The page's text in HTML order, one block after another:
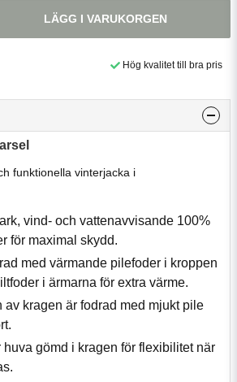
LÄGG I VARUKORGEN
Hög kvalitet till bra pris
funktionella vinterjacka i
vind- och vattenavvisande 100%
för maximal skydd.
med värmande pilefoder i kroppen
i ärmarna för extra värme.
av kragen är fodrad med mjukt pile
huva gömd i kragen för flexibilitet när